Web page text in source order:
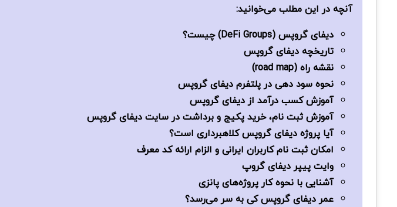
آنچه در این مطلب می‌خوانید:
دیفای گروپس (DeFi Groups) چیست؟
تاریخچه دیفای گروپس
نقشه راه (road map)
نحوه‌ سود دهی در پلتفرم دیفای گروپس
آموزش کسب درآمد از دیفای گروپس
آموزش ثبت نام، خرید پکیج و برداشت در سایت دیفای گروپس
آیا پروژه دیفای گروپس کلاهبرداری است؟
امکان ثبت نام کاربران ایرانی و الزام ارائه کد معرف
وایت پیپر دیفای گروپ
آشنایی با نحوه کار پروژه‌ها‌ی پانزی
عمر دیفای گروپس کی به سر می‌رسد؟